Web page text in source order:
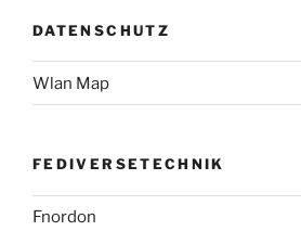
DATENSCHUTZ
Wlan Map
FEDIVERSETECHNIK
Fnordon